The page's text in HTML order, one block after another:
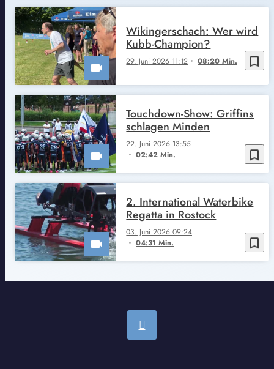
bookmark_border
29. Juni 2026 11:12 08:20 Min.
Wikingerschach: Wer wird
Kubb-Champion?
bookmark_border
22. Juni 2026 13:55
02:42 Min.
Touchdown-Show: Griffins
schlagen Minden
bookmark_border
03. Juni 2026 09:24
04:31 Min.
2. International Waterbike
Regatta in Rostock